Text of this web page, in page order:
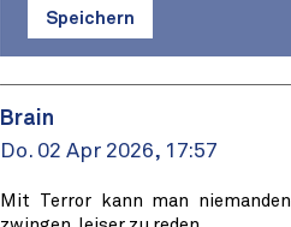
Speichern
Brain
Do. 02 Apr 2026, 17:57
Mit Terror kann man